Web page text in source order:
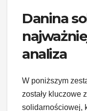
Danina
analiza
W poniższym
zostały kluczowe
solidarnościowej,